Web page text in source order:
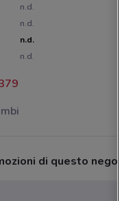
n.d.
n.d.
n.d.
n.d.
di questo